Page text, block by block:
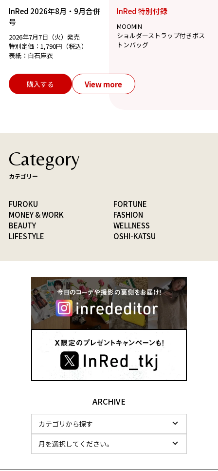
InRed 2026年8月・9月合併
号
2026年7月7日（火）発売
特別定価：1,790円（税込）
表紙：白石麻衣
InRed 特別付録
MOOMIN
ショルダーストラップ付きボス
トンバッグ
購入する View more
Category
カテゴリー
FUROKU
FORTUNE
MONEY & WORK
FASHION
BEAUTY
WELLNESS
LIFESTYLE
OSHI-KATSU
ARCHIVE